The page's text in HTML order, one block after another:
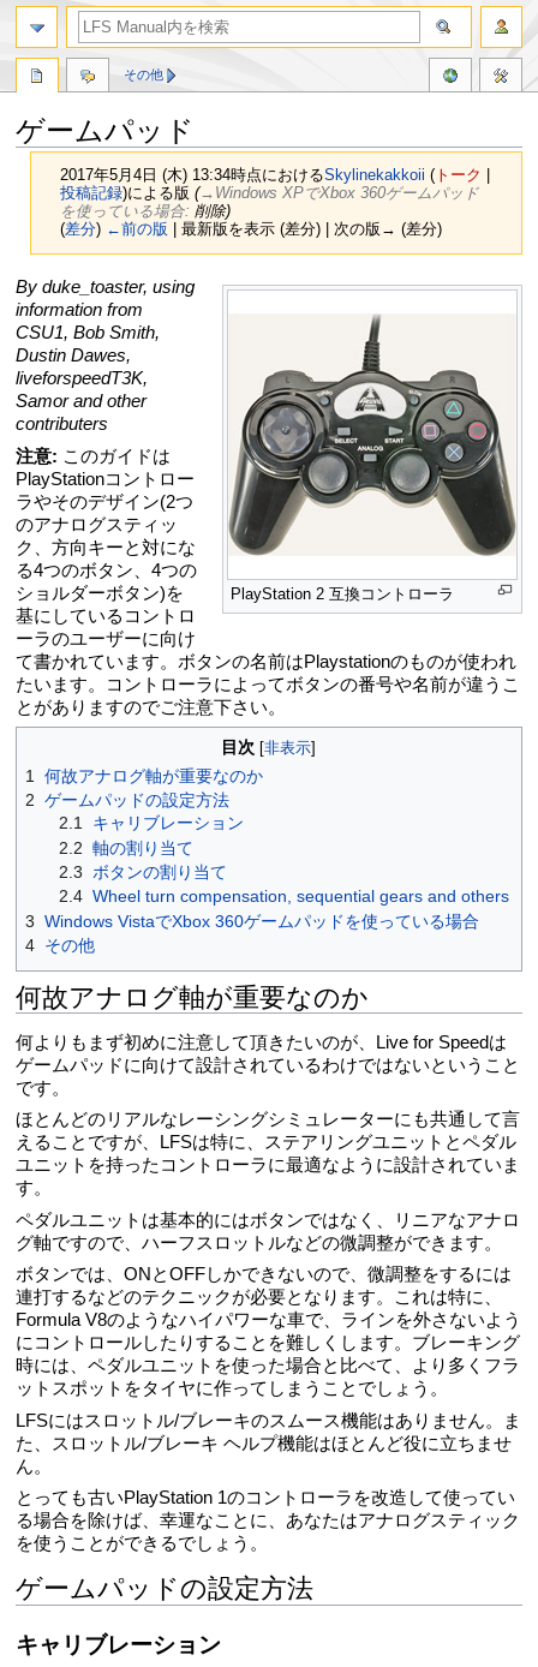
ゲームパッド
2017年5月4日 (木) 13:34時点におけるSkylinekakkoii ( トーク
投稿記録)による版(→‎Windows XPでXbox 360ゲームパッド
を使っている場合:削除)
(差分) ←前の版 | 最新版を表示 (差分) | 次の版→ (差分)
ナ
ビ
ゲ
ー
シ
ョ
ン
に
移
動
検
索
に
移
動
PlayStation 2 互換コントローラ
By duke_toaster, using
information from
CSU1, Bob Smith,
Dustin Dawes,
liveforspeedT3K,
Samor and other
contributers
注意: このガイドは
PlayStationコントロー
ラやそのデザイン(2つ
のアナログスティッ
ク、方向キーと対にな
る4つのボタン、4つの
ショルダーボタン)を
基にしているコントロ
ーラのユーザーに向け
て書かれています。ボタンの名前はPlaystationのものが使われ
たいます。コントローラによってボタンの番号や名前が違うこ
とがありますのでご注意下さい。
目次
1
何故アナログ軸が重要なのか
2 ゲームパッドの設定方法
2.1
キャリブレーション
2.2 軸の割り当て
2.3
ボタンの割り当て
2.4 Wheel turn compensation, sequential gears and others
3 Windows VistaでXbox 360ゲームパッドを使っている場合
4 その他
何故アナログ軸が重要なのか
何よりもまず初めに注意して頂きたいのが、Live for Speedは
ゲームパッドに向けて設計されているわけではないということ
です。
ほとんどのリアルなレーシングシミュレーターにも共通して言
えることですが、LFSは特に、ステアリングユニットとペダル
ユニットを持ったコントローラに最適なように設計されていま
す。
ペダルユニットは基本的にはボタンではなく、リニアなアナロ
グ軸ですので、ハーフスロットルなどの微調整ができます。
ボタンでは、ONとOFFしかできないので、微調整をするには
連打するなどのテクニックが必要となります。これは特に、
Formula V8のようなハイパワーな車で、ラインを外さないよう
にコントロールしたりすることを難しくします。ブレーキング
時には、ペダルユニットを使った場合と比べて、より多くフラ
ットスポットをタイヤに作ってしまうことでしょう。
LFSにはスロットル/ブレーキのスムース機能はありません。ま
た、スロットル/ブレーキ ヘルプ機能はほとんど役に立ちませ
ん。
とっても古いPlayStation 1のコントローラを改造して使ってい
る場合を除けば、幸運なことに、あなたはアナログスティック
を使うことができるでしょう。
ゲームパッドの設定方法
キャリブレーション
その他